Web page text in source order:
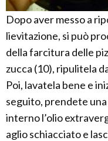
Dopo aver messo a
lievitazione, si può
della farcitura delle
zucca (10), ripulitela
Poi, lavatela bene e
seguito, prendete
interno l’olio
aglio schiacciato e